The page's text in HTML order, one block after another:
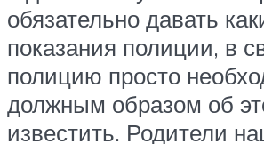
обязательно давать
показания полиции, в
полицию просто
должным образом об
известить. Родители